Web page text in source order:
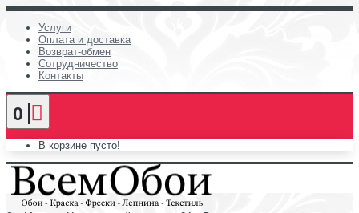
Услуги
Оплата и доставка
Возврат-обмен
Сотрудничество
Контакты
0
В корзине пусто!